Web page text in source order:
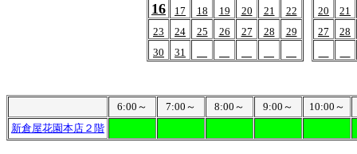
16 17 18 19 20 21
22
23
24 25 26 27 28
29
30
31
20
21
27
28
6:00～ 7:00～ 8:00～ 9:00～
10:00～
新倉屋花園本店２階